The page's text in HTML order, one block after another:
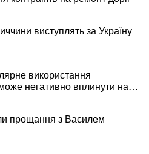
виступлять за Україну
використання
негативно вплинути на
прощання з Василем